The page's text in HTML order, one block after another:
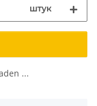
штук
...